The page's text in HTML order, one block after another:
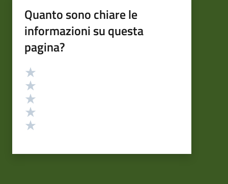
Quanto sono chiare le
informazioni su questa
pagina?
Valutazione